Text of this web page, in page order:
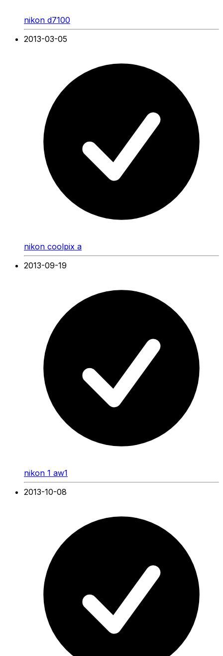
nikon d7100
2013-03-05
nikon coolpix a
2013-09-19
nikon 1 aw1
2013-10-08